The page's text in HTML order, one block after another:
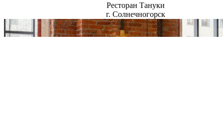
Ресторан Тануки
г. Солнечногорск